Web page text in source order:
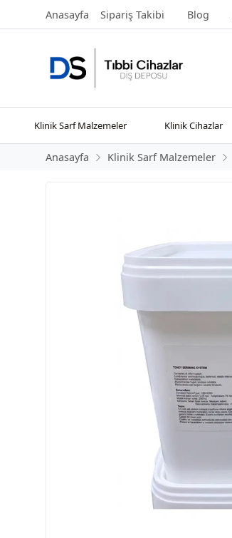
Anasayfa Sipariş Takibi Blog
Klinik Sarf Malzemeler Klinik Cihazlar
Anasayfa Klinik Sarf Malzemeler